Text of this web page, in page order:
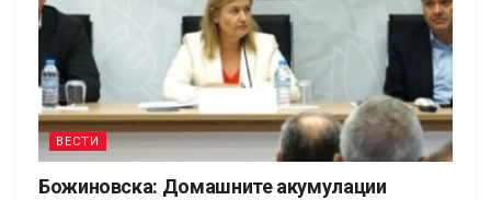
ВЕСТИ
Божиновска: Домашните акумулации